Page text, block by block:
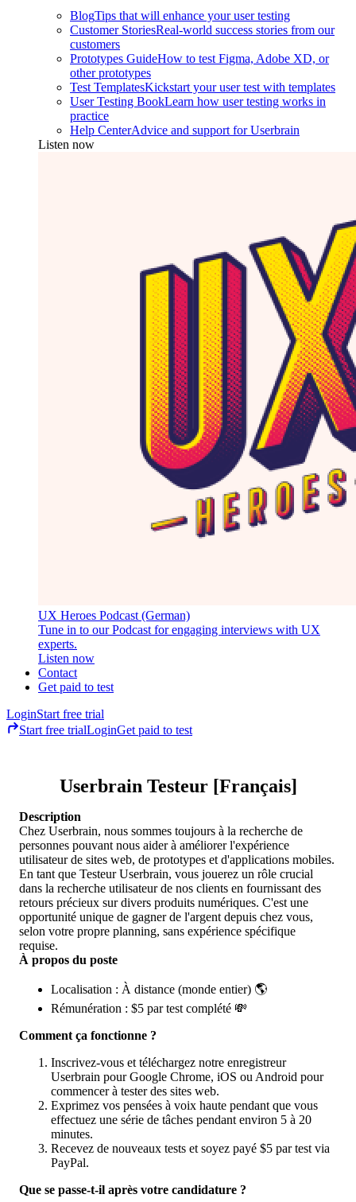
BlogTips that will enhance your user testing
Customer StoriesReal-world success stories from our
customers
Prototypes GuideHow to test Figma, Adobe XD, or
other prototypes
Test TemplatesKickstart your user test with templates
User Testing BookLearn how user testing works in
practice
Help CenterAdvice and support for Userbrain
Listen now
UX Heroes Podcast (German)
Tune in to our Podcast for engaging interviews with UX
experts.
Listen now
Contact
Get paid to test
LoginStart free trial
Start free trialLoginGet paid to test
Userbrain Testeur [Français]
Description
Chez Userbrain, nous sommes toujours à la recherche de
personnes pouvant nous aider à améliorer l'expérience
utilisateur de sites web, de prototypes et d'applications mobiles.
En tant que Testeur Userbrain, vous jouerez un rôle crucial
dans la recherche utilisateur de nos clients en fournissant des
retours précieux sur divers produits numériques. C'est une
opportunité unique de gagner de l'argent depuis chez vous,
selon votre propre planning, sans expérience spécifique
requise.
À propos du poste
Localisation : À distance (monde entier) 🌎
Rémunération : $5 par test complété 💸
Comment ça fonctionne ?
Inscrivez-vous et téléchargez notre enregistreur
Userbrain pour Google Chrome, iOS ou Android pour
commencer à tester des sites web.
Exprimez vos pensées à voix haute pendant que vous
effectuez une série de tâches pendant environ 5 à 20
minutes.
Recevez de nouveaux tests et soyez payé $5 par test via
PayPal.
Que se passe-t-il après votre candidature ?